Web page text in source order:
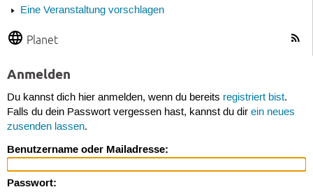
Eine Veranstaltung vorschlagen
Planet
Anmelden
Du kannst dich hier anmelden, wenn du bereits registriert bist.
Falls du dein Passwort vergessen hast, kannst du dir ein neues
zusenden lassen.
Benutzername oder Mailadresse:
Passwort: